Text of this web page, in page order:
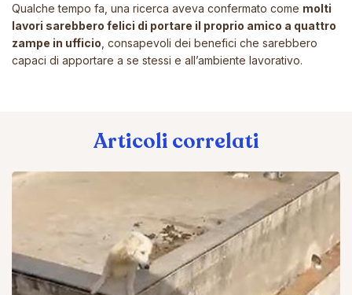
Qualche tempo fa, una ricerca aveva confermato come molti
lavori sarebbero felici di portare il proprio amico a quattro
zampe in ufficio , consapevoli dei benefici che sarebbero
capaci di apportare a se stessi e all’ambiente lavorativo.
Articoli correlati